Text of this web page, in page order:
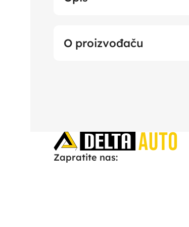
O proizvođaču
Zapratite nas: